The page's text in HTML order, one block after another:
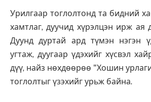
Урилгаар тоглолтонд та бидний
хамтлаг, дуучид хүрэлцэн ирж ая
Дуунд дуртай ард түмэн нэгэн
угтаж, дуугаар үдэхийг хүсвэл
дүү, найз нөхдөөрөө "Хошин
тоглолтыг үзэхийг урьж байна.